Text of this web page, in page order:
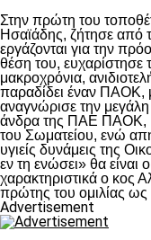
Στην πρώτη του
Ησαϊάδης, ζήτησε από
εργάζονται για την
θέση του, ευχαρίστησε
μακροχρόνια,
παραδίδει έναν ΠΑΟΚ,
αναγνώρισε την
άνδρα της ΠΑΕ ΠΑΟΚ,
του Σωματείου, ενώ
υγιείς δυνάμεις της
εν τη ενώσει» θα
χαρακτηριστικά ο κος
πρώτης του ομιλίας
Advertisement